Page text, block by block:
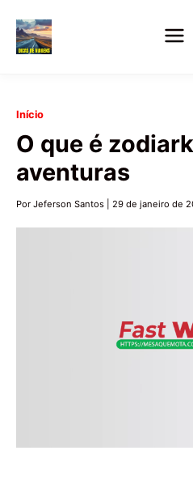
Pular
para
conteúdo
principal
Início
O que é
aventuras
Por Jeferson Santos 29 de janeiro de